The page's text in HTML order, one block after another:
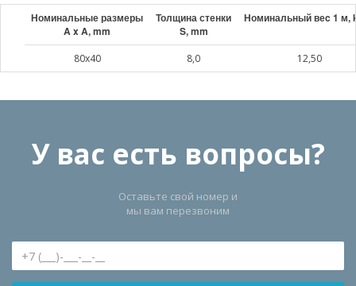
Номинальные размеры
A x A, mm
Толщина стенки
S, mm
Номинальный веc 1 м,
80x40 8,0 12,50
У вас есть вопросы?
Оставьте свой номер и
мы вам перезвоним